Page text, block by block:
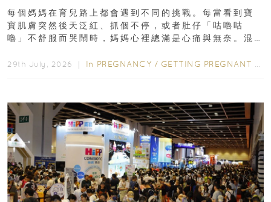
每個媽媽在育兒路上都會遇到不同的挑戰。每當看到寶
寶肌膚突然後天泛紅、抓個不停，或者肚仔「咕嚕咕
嚕」不舒服而哭鬧時，媽媽心裡總滿是心痛與無奈。混
29th July, 2026 ｜ In PREGNANCY / GETTING PREGNANT